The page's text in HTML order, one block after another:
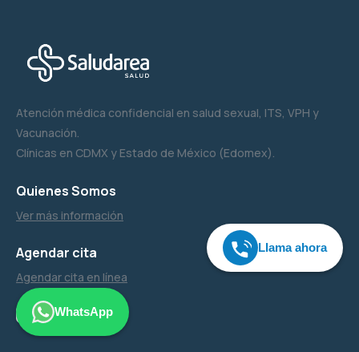
Atención médica confidencial en salud sexual, ITS, VPH y
Vacunación.
Clínicas en CDMX y Estado de México (Edomex).
Quienes Somos
Ver más información
Agendar cita
Agendar cita en línea
WhatsApp
Llama ahora